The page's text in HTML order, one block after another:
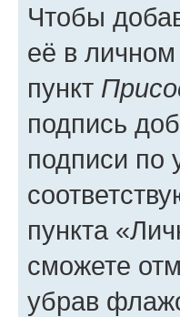
Чтобы
её в
пункт
подпись
подписи
пункта
сможете
убрав